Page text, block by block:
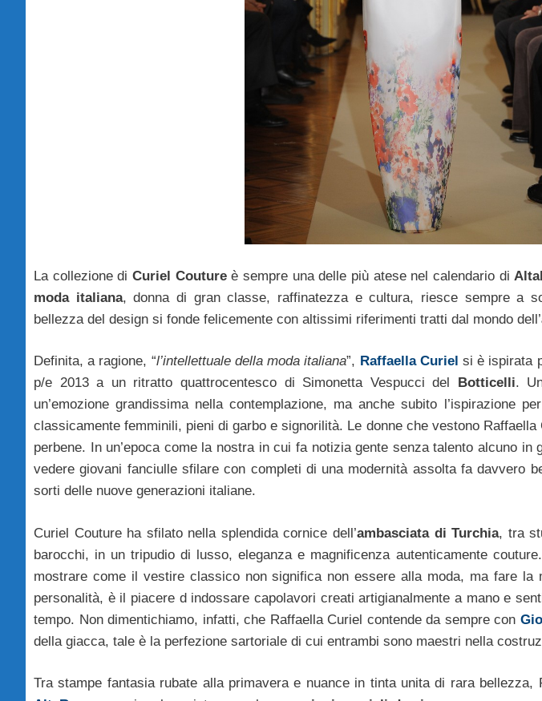
La collezione di Curiel Coutureè sempre una delle più atese nel calendario di
moda italiana, donna di gran classe, raffinatezza e cultura, riesce sempre a
bellezza del design si fonde felicemente con altissimi riferimenti tratti dal mondo dell’
Definita, a ragione, “l’intellettuale della moda italiana”, Raffaella Curiel si è ispirata
p/e 2013 a un ritratto quattrocentesco di Simonetta Vespucci del Botticelli.
un’emozione grandissima nella contemplazione, ma anche subito l’ispirazione
classicamente femminili, pieni di garbo e signorilità. Le donne che vestono
perbene. In un’epoca come la nostra in cui fa notizia gente senza talento alcuno
vedere giovani fanciulle sfilare con completi di una modernità assolta fa davvero
sorti delle nuove generazioni italiane.
Curiel Couture ha sfilato nella splendida cornice dell’ambasciata di Turchia, tra
barocchi, in un tripudio di lusso, eleganza e magnificenza autenticamente
mostrare come il vestire classico non significa non essere alla moda, ma fare la
personalità, è il piacere d indossare capolavori creati artigianalmente a mano e
tempo. Non dimentichiamo, infatti, che Raffaella Curiel contende da sempre con
della giacca, tale è la perfezione sartoriale di cui entrambi sono maestri nella
Tra stampe fantasia rubate alla primavera e nuance in tinta unita di rara bellezza,